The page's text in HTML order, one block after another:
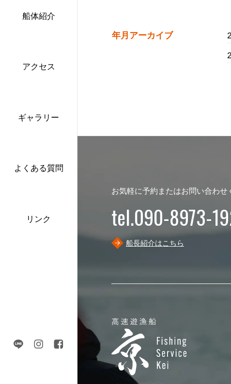
船体紹介
アクセス
ギャラリー
よくある質問
リンク
年月アーカイブ
お気軽に予約またはお問い合わせ
tel.090-8973-
船長紹介はこちら